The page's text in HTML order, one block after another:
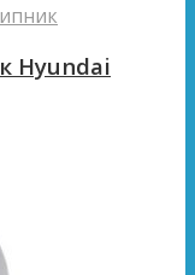
Hyundai